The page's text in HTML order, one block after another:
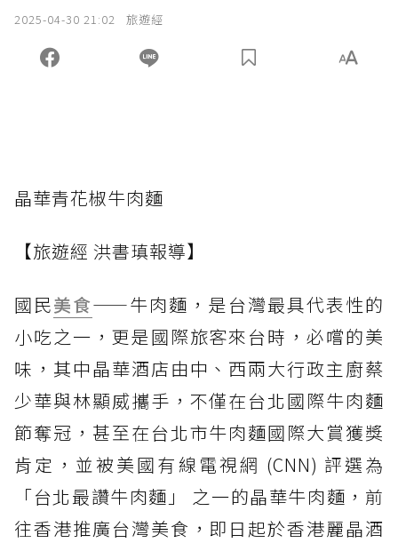
2025-04-30 21:02 旅遊經
晶華青花椒牛肉麵
【旅遊經 洪書瑱報導】
國民美食——牛肉麵，是台灣最具代表性的
小吃之一，更是國際旅客來台時，必嚐的美
味，其中晶華酒店由中、西兩大行政主廚蔡
少華與林顯威攜手，不僅在台北國際牛肉麵
節奪冠，甚至在台北市牛肉麵國際大賞獲獎
肯定，並被美國有線電視網 (CNN) 評選為
「台北最讚牛肉麵」 之一的晶華牛肉麵，前
往香港推廣台灣美食，即日起於香港麗晶酒